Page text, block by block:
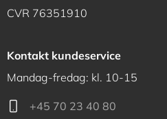
CVR 76351910
Kontakt kundeservice
Mandag-fredag: kl. 10-15
+45 70 23 40 80